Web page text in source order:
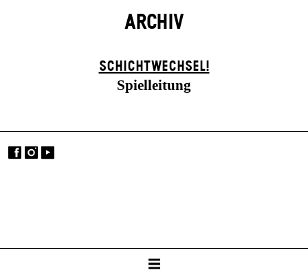
ARCHIV
SCHICHTWECHSEL!
Spielleitung